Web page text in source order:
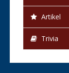
Artikel
Trivia